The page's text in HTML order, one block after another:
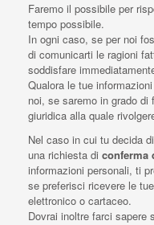
Faremo il possibile per
tempo possibile.
In ogni caso, se per noi
di comunicarti le ragioni
soddisfare
Qualora le tue
noi, se saremo in grado
giuridica alla quale
Nel caso in cui tu decida
una richiesta di conferma
informazioni personali, ti
se preferisci ricevere le
elettronico o cartaceo.
Dovrai inoltre farci sapere